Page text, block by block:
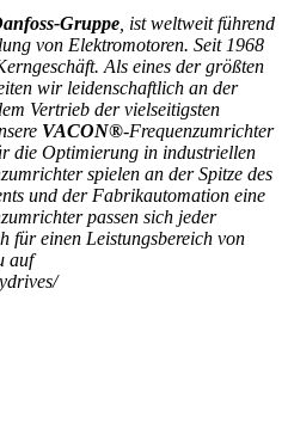
Gruppe , ist weltweit führend
von Elektromotoren. Seit 1968
Als eines der größten
wir leidenschaftlich an der
Vertrieb der vielseitigsten
VACON®-Frequenzumrichter
die Optimierung in industriellen
spielen an der Spitze des
und der Fabrikautomation eine
passen sich jeder
für einen Leistungsbereich von
auf